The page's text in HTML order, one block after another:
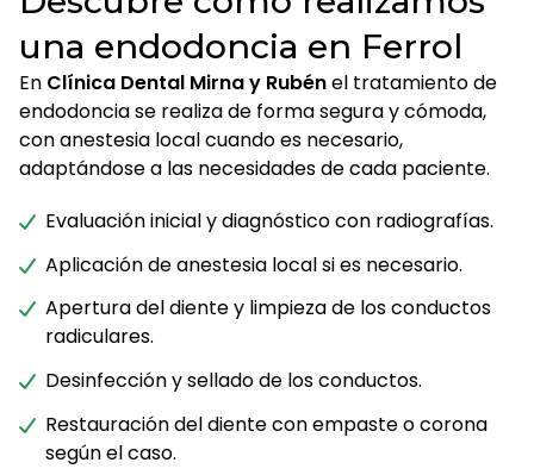
una endodoncia en Ferrol
En Clínica Dental Mirna y Rubénel tratamiento de
endodoncia se realiza de forma segura y cómoda,
con anestesia local cuando es necesario,
adaptándose a las necesidades de cada paciente.
Evaluación inicial y diagnóstico con radiografías.
Aplicación de anestesia local si es necesario.
Apertura del diente y limpieza de los conductos
radiculares.
Desinfección y sellado de los conductos.
Restauración del diente con empaste o corona
según el caso.